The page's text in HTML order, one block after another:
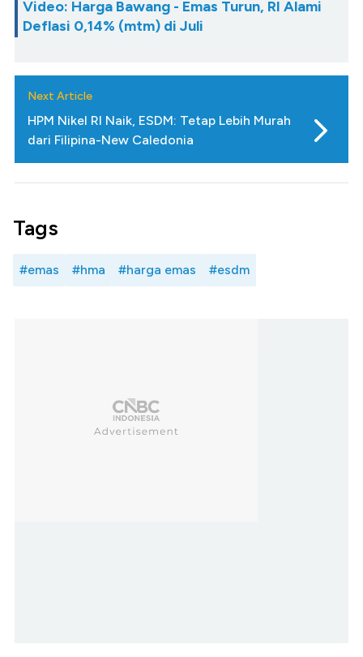
Video: Harga Bawang - Emas Turun, RI Alami
Deflasi 0,14% (mtm) di Juli
Next Article
HPM Nikel RI Naik, ESDM: Tetap Lebih Murah
dari Filipina-New Caledonia
Tags
#emas #hma #harga emas #esdm